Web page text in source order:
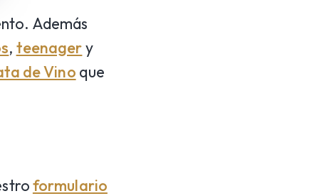
Además
, teenagery
de Vino que
formulario